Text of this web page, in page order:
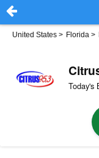
United States > Florida >
Today's